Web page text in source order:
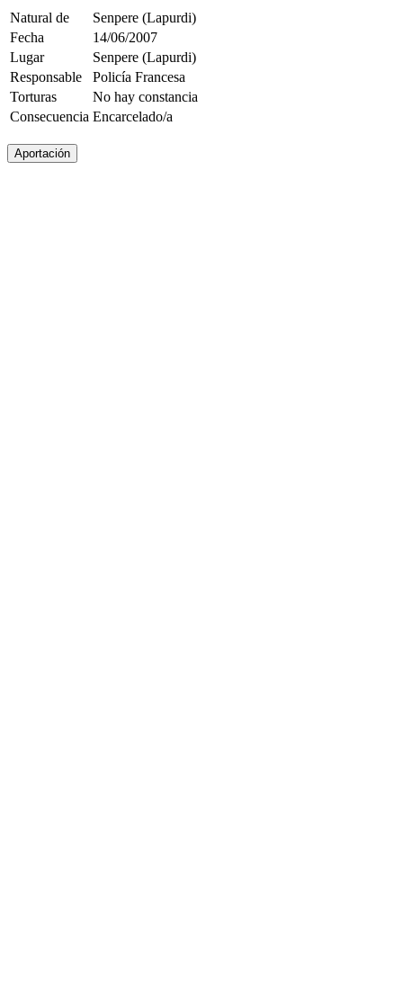
Natural de
Senpere (Lapurdi)
Fecha
14/06/2007
Lugar
Senpere (Lapurdi)
Responsable
Policía Francesa
Torturas
No hay constancia
Consecuencia Encarcelado/a